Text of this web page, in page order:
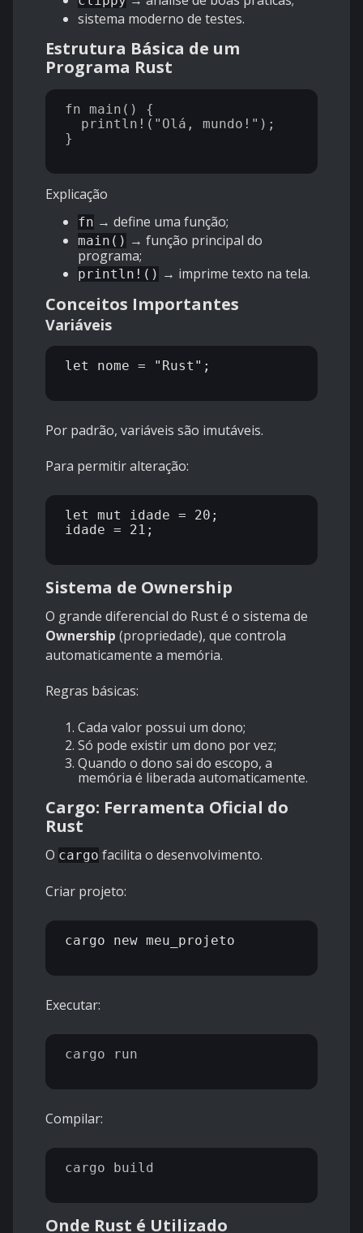
sistema moderno de testes.
Estrutura Básica de um
Programa Rust
fn main() {
}
Explicação
fn → define uma função;
main() → função principal do
programa;
println!() → imprime texto na tela.
Conceitos Importantes
Variáveis
let nome = "Rust";
Por padrão, variáveis são imutáveis.
Para permitir alteração:
let mut idade = 20;
idade = 21;
Sistema de Ownership
O grande diferencial do Rust é o sistema de
Ownership (propriedade), que controla
automaticamente a memória.
Regras básicas:
Cada valor possui um dono;
Só pode existir um dono por vez;
Quando o dono sai do escopo, a
memória é liberada automaticamente.
Cargo: Ferramenta Oficial do
Rust
O cargo facilita o desenvolvimento.
Criar projeto:
cargo new meu_projeto
Executar:
cargo run
Compilar:
cargo build
Onde Rust é Utilizado